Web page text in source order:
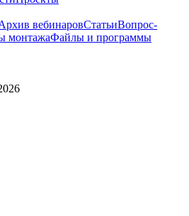
вебинаровСтатьиВопрос-
монтажаФайлы и программы